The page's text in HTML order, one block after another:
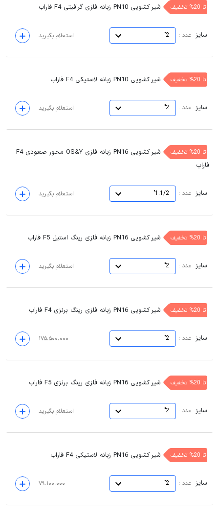
تا 20% تخفیف شیر کشویی PN10 زبانه فلزی گرافیتی F4 فاراب
سایز عدد :
2" استعلام بگیرید
تا 20% تخفیف شیر کشویی PN10 زبانه لاستیکی F4 فاراب
سایز عدد :
2" استعلام بگیرید
تا 20% تخفیف
شیر کشویی PN16 زبانه فلزی OS&Y محور صعودی F4
فاراب
سایز عدد :
1.1/2" استعلام بگیرید
تا 20% تخفیف شیر کشویی PN16 زبانه فلزی رینگ استیل F5 فاراب
سایز عدد :
2" استعلام بگیرید
تا 20% تخفیف شیر کشویی PN16 زبانه فلزی رینگ برنزی F4 فاراب
سایز عدد :
2" ۱۷۵،۵۰۰،۰۰۰
تا 20% تخفیف شیر کشویی PN16 زبانه فلزی رینگ برنزی F5 فاراب
سایز عدد :
2" استعلام بگیرید
تا 20% تخفیف شیر کشویی PN16 زبانه لاستیکی F4 فاراب
سایز عدد :
2" ۷۹،۱۰۰،۰۰۰